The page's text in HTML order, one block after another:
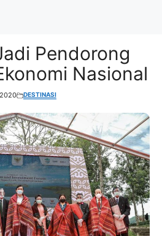
Pendorong
Nasional
DESTINASI